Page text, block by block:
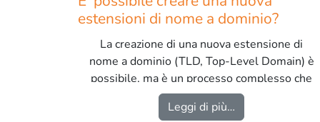
estensioni di nome a dominio?
La creazione di una nuova estensione di
nome a dominio (TLD, Top-Level Domain) è
possibile, ma è un processo complesso che
coinvolge diverse organizzazioni e
regolamentazioni. […]
Leggi di più…